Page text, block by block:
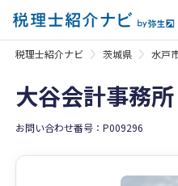
税理士紹介ナビ 茨城県 水戸
大谷会計事務所
お問い合わせ番号：P009296